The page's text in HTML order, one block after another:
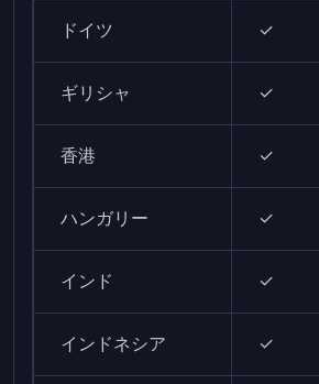
ドイツ ✓
ギリシャ ✓
香港 ✓
ハンガリー ✓
インド ✓
インドネシア ✓